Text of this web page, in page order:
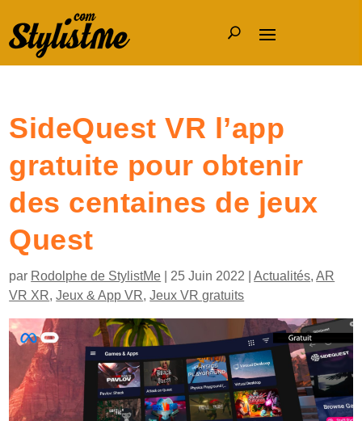
SideQuest VR l’app
gratuite pour obtenir
des centaines de jeux
Quest
par Rodolphe de StylistMe 25 Juin 2022 |Actualités,AR
VR XR,Jeux & App VR,Jeux VR gratuits